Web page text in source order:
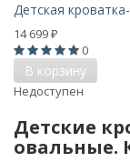
Детская
14 699 ₽
0
В корзину
Недоступен
Детские
овальные.